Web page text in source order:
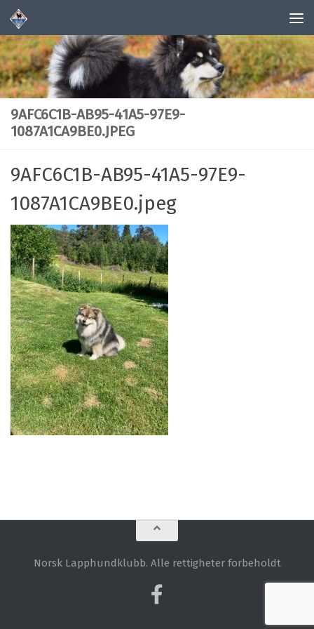
Skip to content
9AFC6C1B-AB95-41A5-97E9-
1087A1CA9BE0.JPEG
9AFC6C1B-AB95-41A5-97E9-
1087A1CA9BE0.jpeg
Norsk Lapphundklubb. Alle rettigheter forbeholdt